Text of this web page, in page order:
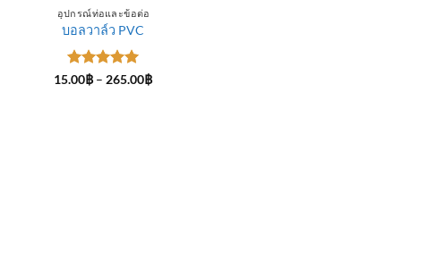
อุปกรณ์ท่อและข้อต่อ
บอลวาล์ว PVC
ให้คะแนน
15.00฿ – 265.00฿Price